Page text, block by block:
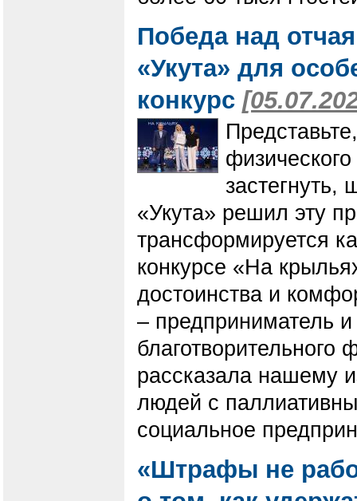
Победа над
«Укута» для
конкурс
застегнуть,
«Укута» решил эту
трансформируется
конкурсе «На
достоинства и
– предприниматель и
рассказала нашему
людей с
социальное
«Штрафы не